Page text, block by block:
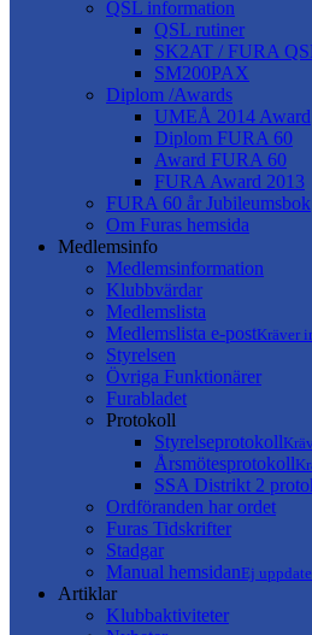
QSL information
QSL rutiner
SK2AT / FURA
SM200PAX
Diplom /Awards
UMEÅ 2014 Award
Diplom FURA 60
Award FURA 60
FURA Award 2013
FURA 60 år Jubileumsbok
Om Furas hemsida
Medlemsinfo
Medlemsinformation
Klubbvärdar
Medlemslista
Medlemslista e-postKräver
Styrelsen
Övriga Funktionärer
Furabladet
Protokoll
Styrelseprotokoll
Årsmötesprotokoll
SSA Distrikt 2
Ordföranden har ordet
Furas Tidskrifter
Stadgar
Manual hemsidanEj
Artiklar
Klubbaktiviteter